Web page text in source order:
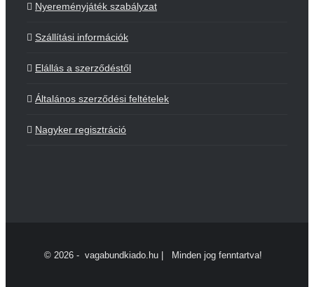
Nyereményjáték szabályzat
Szállítási információk
Elállás a szerződéstől
Általános szerződési feltételek
Nagyker regisztráció
© 2026 - vagabundkiado.hu | Minden jog fenntartva!